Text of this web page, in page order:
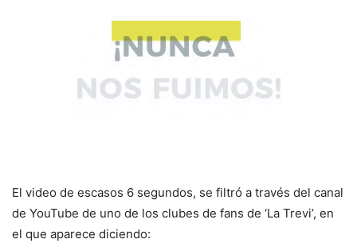
El video de escasos 6 segundos, se filtró a través del canal
de YouTube de uno de los clubes de fans de ‘La Trevi’, en
el que aparece diciendo: